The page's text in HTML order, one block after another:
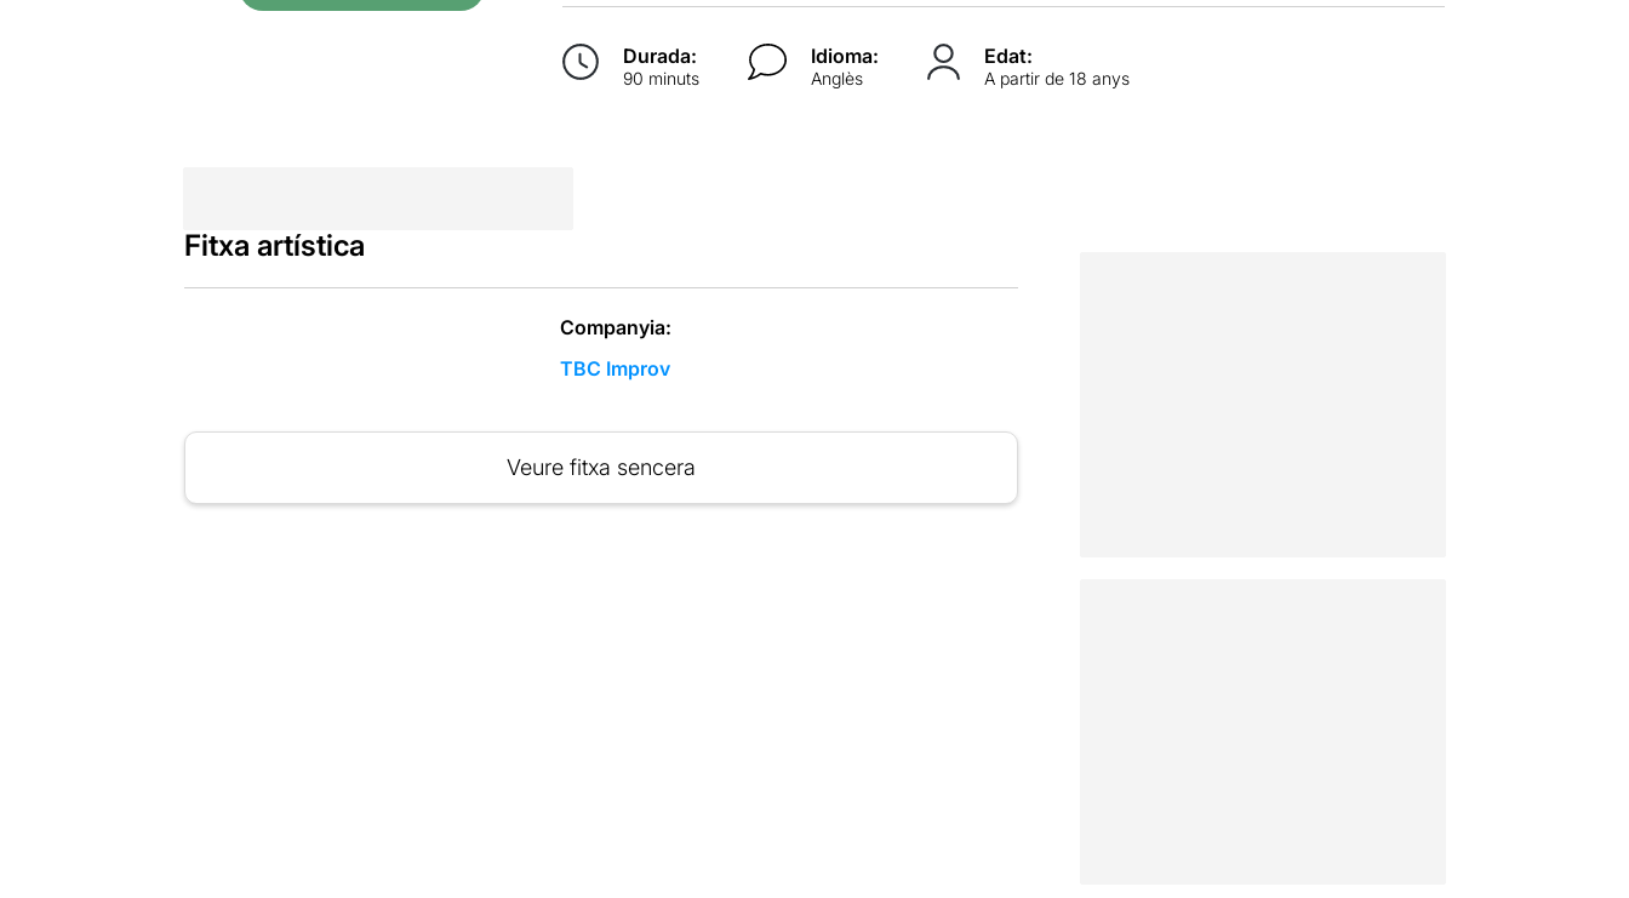
Durada:
90 minuts
Idioma:
Anglès
Edat:
A partir de 18 anys
Fitxa artística
Companyia:
TBC Improv
Veure fitxa sencera